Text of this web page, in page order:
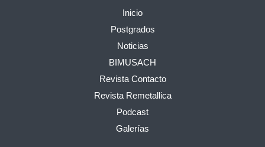
Inicio
Postgrados
Noticias
BIMUSACH
Revista Contacto
Revista Remetallica
Podcast
Galerías